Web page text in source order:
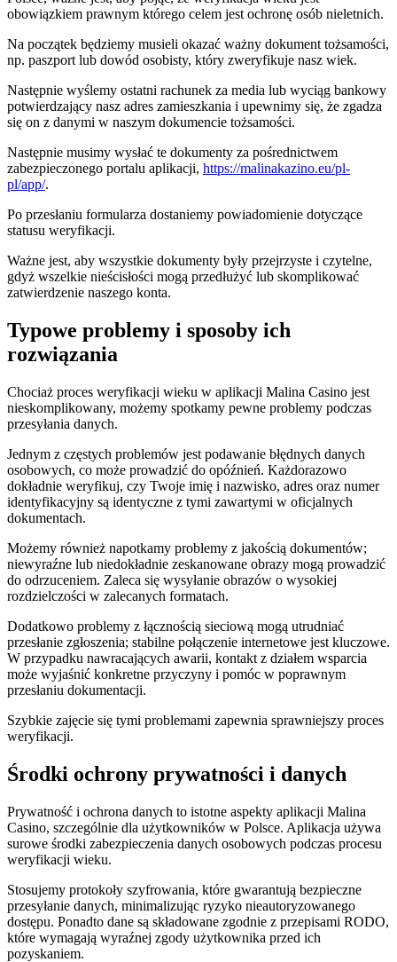
obowiązkiem prawnym którego celem jest ochronę osób nieletnich.
Na początek będziemy musieli okazać ważny dokument tożsamości,
np. paszport lub dowód osobisty, który zweryfikuje nasz wiek.
Następnie wyślemy ostatni rachunek za media lub wyciąg bankowy
potwierdzający nasz adres zamieszkania i upewnimy się, że zgadza
się on z danymi w naszym dokumencie tożsamości.
Następnie musimy wysłać te dokumenty za pośrednictwem
zabezpieczonego portalu aplikacji, https://malinakazino.eu/pl-
pl/app/.
Po przesłaniu formularza dostaniemy powiadomienie dotyczące
statusu weryfikacji.
Ważne jest, aby wszystkie dokumenty były przejrzyste i czytelne,
gdyż wszelkie nieścisłości mogą przedłużyć lub skomplikować
zatwierdzenie naszego konta.
Typowe problemy i sposoby ich
rozwiązania
Chociaż proces weryfikacji wieku w aplikacji Malina Casino jest
nieskomplikowany, możemy spotkamy pewne problemy podczas
przesyłania danych.
Jednym z częstych problemów jest podawanie błędnych danych
osobowych, co może prowadzić do opóźnień. Każdorazowo
dokładnie weryfikuj, czy Twoje imię i nazwisko, adres oraz numer
identyfikacyjny są identyczne z tymi zawartymi w oficjalnych
dokumentach.
Możemy również napotkamy problemy z jakością dokumentów;
niewyraźne lub niedokładnie zeskanowane obrazy mogą prowadzić
do odrzuceniem. Zaleca się wysyłanie obrazów o wysokiej
rozdzielczości w zalecanych formatach.
Dodatkowo problemy z łącznością sieciową mogą utrudniać
przesłanie zgłoszenia; stabilne połączenie internetowe jest kluczowe.
W przypadku nawracających awarii, kontakt z działem wsparcia
może wyjaśnić konkretne przyczyny i pomóc w poprawnym
przesłaniu dokumentacji.
Szybkie zajęcie się tymi problemami zapewnia sprawniejszy proces
weryfikacji.
Środki ochrony prywatności i danych
Prywatność i ochrona danych to istotne aspekty aplikacji Malina
Casino, szczególnie dla użytkowników w Polsce. Aplikacja używa
surowe środki zabezpieczenia danych osobowych podczas procesu
weryfikacji wieku.
Stosujemy protokoły szyfrowania, które gwarantują bezpieczne
przesyłanie danych, minimalizując ryzyko nieautoryzowanego
dostępu. Ponadto dane są składowane zgodnie z przepisami RODO,
które wymagają wyraźnej zgody użytkownika przed ich
pozyskaniem.